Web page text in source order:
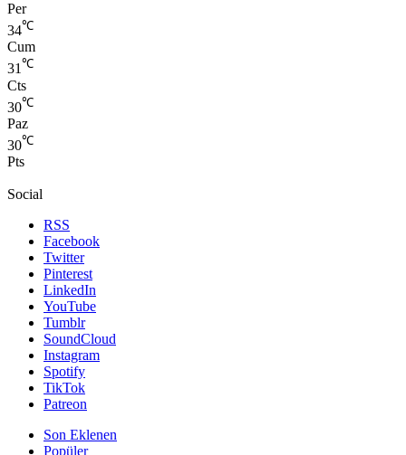
Per
34℃
Cum
31℃
Cts
30℃
Paz
30℃
Pts
Social
RSS
Facebook
Twitter
Pinterest
LinkedIn
YouTube
Tumblr
SoundCloud
Instagram
Spotify
TikTok
Patreon
Son Eklenen
Popüler